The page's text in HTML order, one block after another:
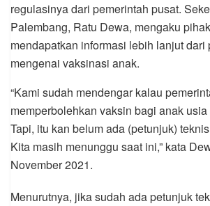
regulasinya dari pemerintah pusat.
Palembang, Ratu Dewa, mengaku
mendapatkan informasi lebih lanjut dari
mengenai vaksinasi anak.
“Kami sudah mendengar kalau
memperbolehkan vaksin bagi anak
Tapi, itu kan belum ada (petunjuk)
Kita masih menunggu saat ini,” kata
November 2021.
Menurutnya, jika sudah ada petunjuk